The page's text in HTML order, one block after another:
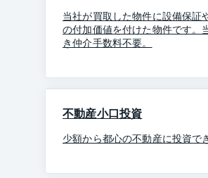
当社が買取した物件に設備保証
の付加価値を付けた物件です。
き仲介手数料不要。
不動産小口投資
少額から都心の不動産に投資で